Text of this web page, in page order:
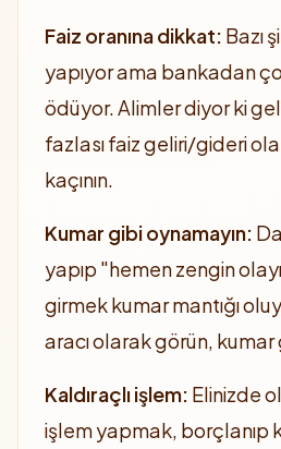
Faiz oranına dikkat: Bazı
yapıyor ama bankadan
ödüyor. Alimler diyor ki
fazlası faiz geliri/gideri
kaçının.
Kumar gibi oynamayın:
yapıp "hemen zengin
girmek kumar mantığı
aracı olarak görün,
Kaldıraçlı işlem: Elinizde
işlem yapmak, borçlanıp